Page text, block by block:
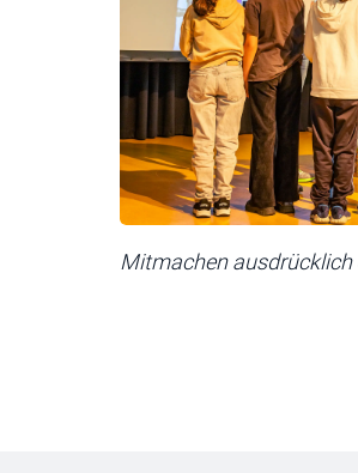
Mitmachen